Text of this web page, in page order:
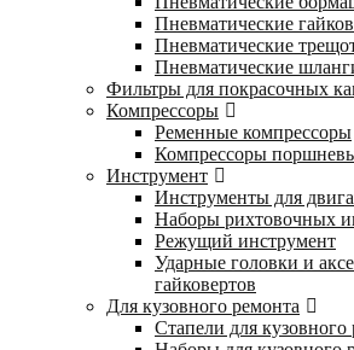
Пневматические
Пневматические
Пневматические
Фильтры для покрасочных
Компрессоры
Ременные компрессоры
Компрессоры
Инструмент
Инструменты для
Наборы рихтовочных
Режущий инструмент
Ударные головки и
гайковертов
Для кузовного ремонта
Стапели для кузовного